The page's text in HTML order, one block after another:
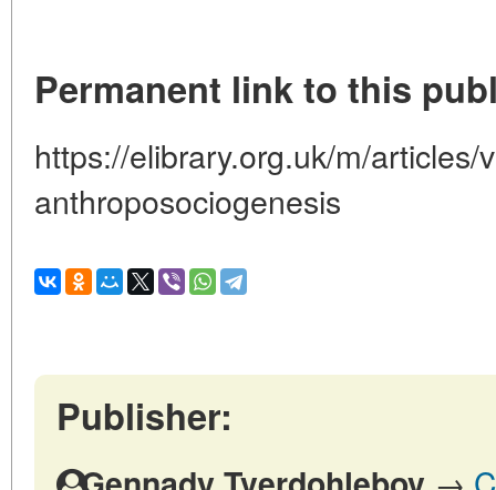
Permanent link to this
https://elibrary.org.uk/m/articles/
anthroposociogenesis
Publisher: